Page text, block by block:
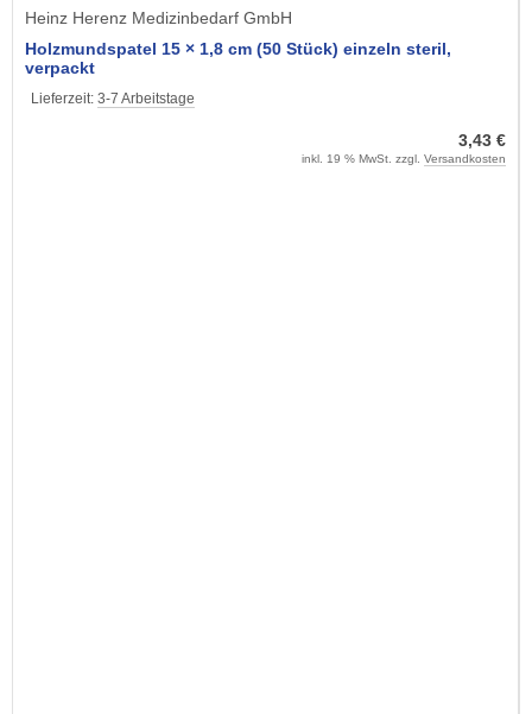
Heinz Herenz Medizinbedarf GmbH
Holzmundspatel 15 × 1,8 cm (50 Stück) einzeln steril,
verpackt
Lieferzeit: 3-7 Arbeitstage
3,43 €
inkl. 19 % MwSt. zzgl. Versandkosten